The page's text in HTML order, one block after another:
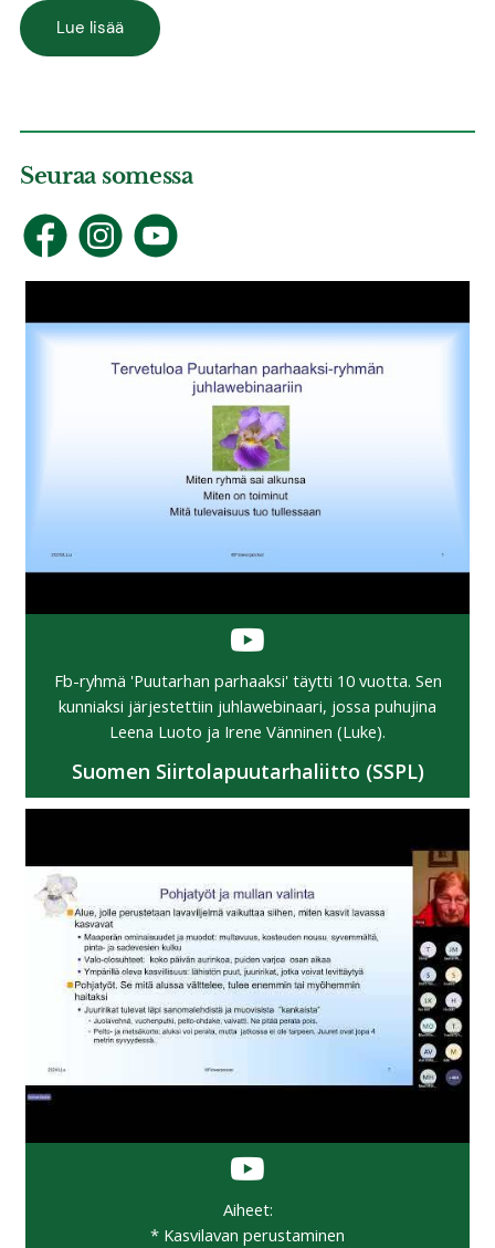
Lue lisää
Seuraa somessa
Fb-ryhmä 'Puutarhan parhaaksi' täytti 10 vuotta. Sen
kunniaksi järjestettiin juhlawebinaari, jossa puhujina
Leena Luoto ja Irene Vänninen (Luke).
Suomen Siirtolapuutarhaliitto (SSPL)
Aiheet:
* Kasvilavan perustaminen